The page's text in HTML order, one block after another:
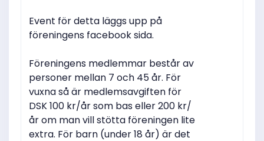
Event för detta läggs upp på
föreningens facebook sida.
Föreningens medlemmar består av
personer mellan 7 och 45 år. För
vuxna så är medlemsavgiften för
DSK 100 kr/år som bas eller 200 kr/
år om man vill stötta föreningen lite
extra. För barn (under 18 år) är det